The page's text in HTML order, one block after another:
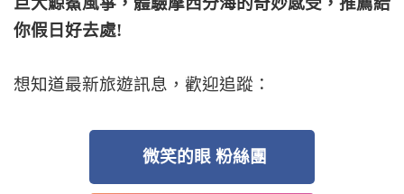
你假日好去處!
想知道最新旅遊訊息，歡迎追蹤：
微笑的眼 粉絲團